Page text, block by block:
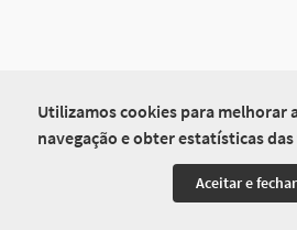
Utilizamos cookies para melhorar
navegação e obter estatísticas
Aceitar e fechar